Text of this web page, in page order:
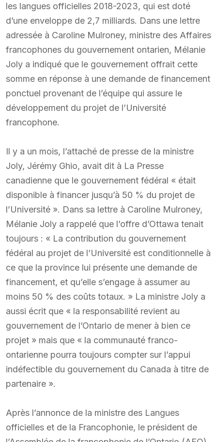
les langues officielles 2018-2023, qui est doté
d’une enveloppe de 2,7 milliards. Dans une lettre
adressée à Caroline Mulroney, ministre des Affaires
francophones du gouvernement ontarien, Mélanie
Joly a indiqué que le gouvernement offrait cette
somme en réponse à une demande de financement
ponctuel provenant de l’équipe qui assure le
développement du projet de l’Université
francophone.
Il y a un mois, l’attaché de presse de la ministre
Joly, Jérémy Ghio, avait dit à La Presse
canadienne que le gouvernement fédéral « était
disponible à financer jusqu’à 50 % du projet de
l’Université ». Dans sa lettre à Caroline Mulroney,
Mélanie Joly a rappelé que l’offre d’Ottawa tenait
toujours : « La contribution du gouvernement
fédéral au projet de l’Université est conditionnelle à
ce que la province lui présente une demande de
financement, et qu’elle s’engage à assumer au
moins 50 % des coûts totaux. » La ministre Joly a
aussi écrit que « la responsabilité revient au
gouvernement de l’Ontario de mener à bien ce
projet » mais que « la communauté franco-
ontarienne pourra toujours compter sur l’appui
indéfectible du gouvernement du Canada à titre de
partenaire ».
Après l’annonce de la ministre des Langues
officielles et de la Francophonie, le président de